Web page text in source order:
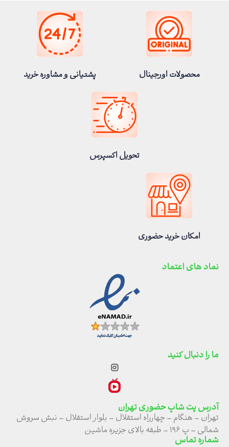
محصولات اورجینال پشتیانی و مشاوره خرید
تحویل اکسپرس
امکان خرید حضوری
آدرس پت شاپ حضوری تهران
تهران – هنگام – چهارراه استقلال – بلوار استقلال – نبش سروش
شمالی – پ ۱۹۶ – طبقه بالای جزیره ماشین
شماره تماس
ما را دنبال کنید
نماد های اعتماد